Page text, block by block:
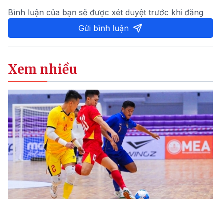
Bình luận của bạn sẽ được xét duyệt trước khi đăng
Gửi bình luận
Xem nhiều